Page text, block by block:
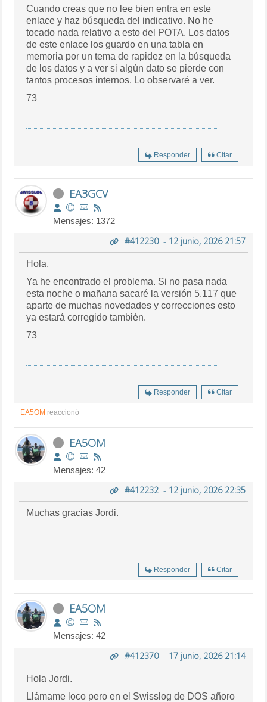
Cuando creas que no lee bien entra en este
enlace y haz búsqueda del indicativo. No he
tocado nada relativo a esto del POTA. Los datos
de este enlace los guardo en una tabla en
memoria por un tema de rapidez en la búsqueda
de los datos y a ver si algún dato se pierde con
tantos procesos internos. Lo observaré a ver.
73
Responder Citar
EA3GCV
Mensajes: 1372
#412230- 12 junio, 2026 21:57
Hola,
Ya he encontrado el problema. Si no pasa nada
esta noche o mañana sacaré la versión 5.117 que
aparte de muchas novedades y correcciones esto
ya estará corregido también.
73
Responder Citar
EA5OM reaccionó
EA5OM
Mensajes: 42
#412232- 12 junio, 2026 22:35
Muchas gracias Jordi.
Responder Citar
EA5OM
Mensajes: 42
#412370- 17 junio, 2026 21:14
Hola Jordi.
Llámame loco pero en el Swisslog de DOS añoro